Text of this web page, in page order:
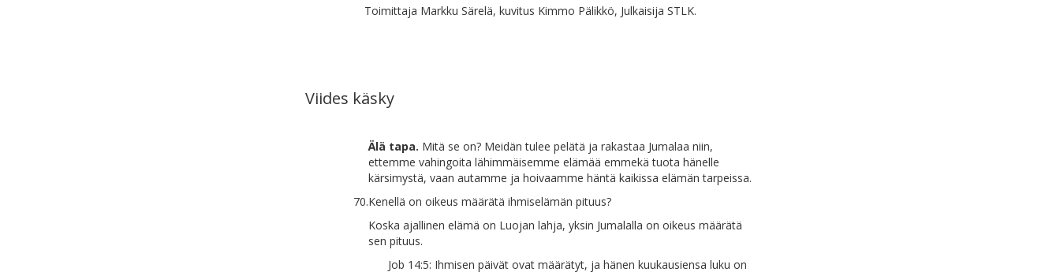
Toimittaja Markku Särelä, kuvitus Kimmo Pälikkö, Julkaisija STLK.
Viides käsky
Älä tapa. Mitä se on? Meidän tulee pelätä ja rakastaa Jumalaa niin,
ettemme vahingoita lähimmäisemme elämää emmekä tuota hänelle
kärsimystä, vaan autamme ja hoivaamme häntä kaikissa elämän tarpeissa.
70.Kenellä on oikeus määrätä ihmiselämän pituus?
Koska ajallinen elämä on Luojan lahja, yksin Jumalalla on oikeus määrätä
sen pituus.
Job 14:5: Ihmisen päivät ovat määrätyt, ja hänen kuukausiensa luku on